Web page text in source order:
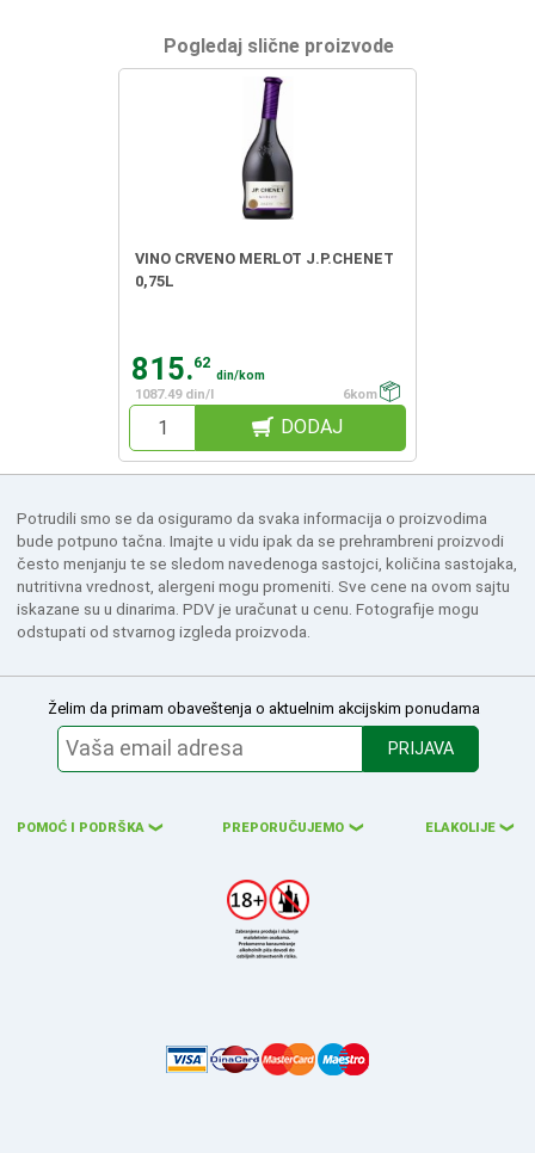
Pogledaj slične proizvode
VINO CRVENO MERLOT J.P.CHENET
0,75L
815.62
din/kom
1087.49 din/l
6kom
DODAJ
Potrudili smo se da osiguramo da svaka informacija o proizvodima
bude potpuno tačna. Imajte u vidu ipak da se prehrambreni proizvodi
često menjanju te se sledom navedenoga sastojci, količina sastojaka,
nutritivna vrednost, alergeni mogu promeniti. Sve cene na ovom sajtu
iskazane su u dinarima. PDV je uračunat u cenu. Fotografije mogu
odstupati od stvarnog izgleda proizvoda.
Želim da primam obaveštenja o aktuelnim akcijskim ponudama
PRIJAVA
POMOĆ I PODRŠKA ❮ PREPORUČUJEMO ❮ ELAKOLIJE ❮